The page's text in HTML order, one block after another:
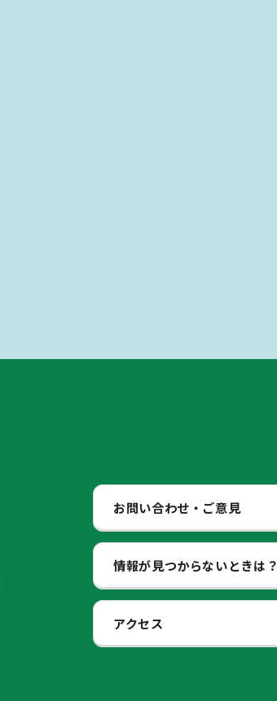
お問い合わせ・ご意見
情報が見つからないときは？
アクセス